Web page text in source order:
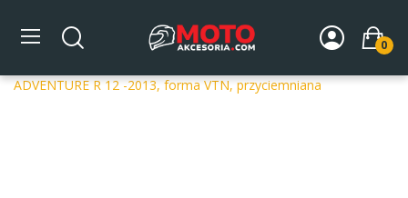
0
Strona główna DLA MOTOCYKLA Szyby
Szyby
ADVENTURE R 12 -2013, forma VTN, przyciemniana